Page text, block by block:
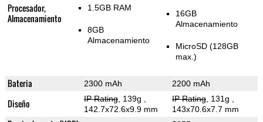
Procesador,
Almacenamiento
1.5GB RAM
8GB
Almacenamiento
16GB
Almacenamiento
MicroSD (128GB
max.)
Bateria 2300 mAh 2200 mAh
Diseño IP Rating, 139g
142.7x72.6x9.9 mm
IP Rating, 131g
143x70.6x7.7 mm